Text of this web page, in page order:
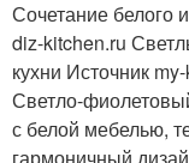
Сочетание белого
diz-kitchen.ru
кухни Источник
Светло-
с белой мебелью,